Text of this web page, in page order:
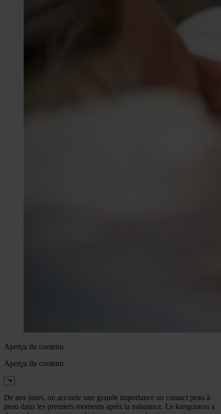
Aperçu du contenu
Aperçu du contenu
De nos jours, on accorde une grande importance au contact peau à
peau dans les premiers moments après la naissance. Le kangourou a